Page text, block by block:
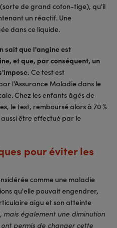
de grand coton-tige), qu'il
un réactif. Une
dans ce liquide.
sait que l'angine est
et que, par conséquent, un
Ce test est
l'Assurance Maladie dans le
Chez les enfants âgés de
le test, remboursé alors à 70 %
être effectué par le
pour éviter les
comme une maladie
qu'elle pouvait engendrer,
aigu et son atteinte
mais également une diminution
permis de changer cette